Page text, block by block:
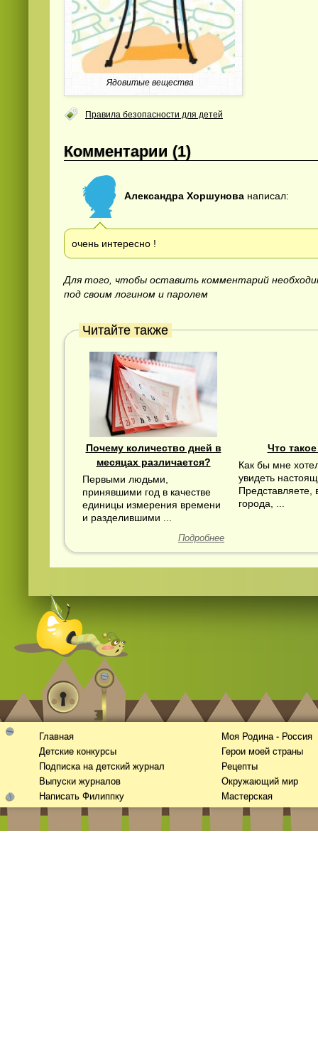
Ядовитые вещества
Правила безопасности для детей
Комментарии (1)
Александра Хоршунова написал:
очень интересно !
Для того, чтобы оставить комментарий
под своим логином и паролем
Читайте также
Почему количество дней в
месяцах различается?
Первыми людьми,
принявшими год в качестве
единицы измерения времени
и разделившими ...
Подробнее
Что
Как бы мне
увидеть
Представляете,
города, ...
Главная
Детские конкурсы
Подписка на детский журнал
Выпуски журналов
Написать Филиппку
Моя Родина - Россия
Герои моей страны
Рецепты
Окружающий мир
Мастерская